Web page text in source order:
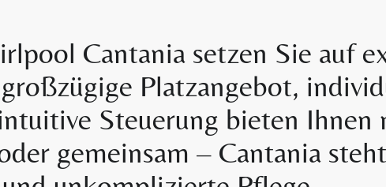
Cantania setzen Sie auf
Platzangebot,
Steuerung bieten Ihnen
gemeinsam – Cantania